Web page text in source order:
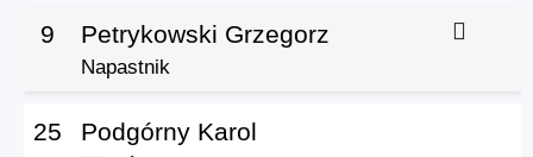
9 Petrykowski Grzegorz
Napastnik
25 Podgórny Karol